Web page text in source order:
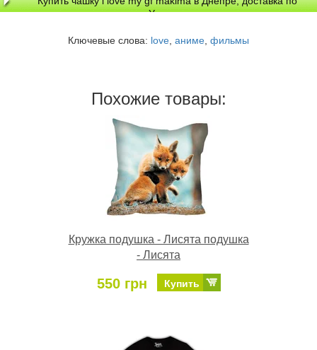
Украине
Ключевые слова: love, аниме, фильмы
Похожие товары:
Кружка подушка - Лисята подушка
- Лисята
550 грн Купить